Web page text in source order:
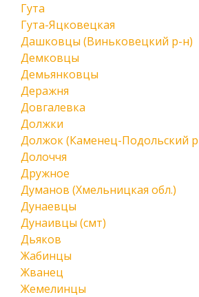
Гута
Гута-Яцковецкая
Дашковцы (Виньковецкий р-н)
Демковцы
Демьянковцы
Деражня
Довгалевка
Должки
Должок (Каменец-Подольский
Долоччя
Дружное
Думанов (Хмельницкая обл.)
Дунаевцы
Дунаивцы (смт)
Дьяков
Жабинцы
Жванец
Жемелинцы